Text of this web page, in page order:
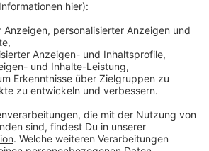
um Videoinhalte
Dieser Service kann
zu Ihren Aktivitäten
Bitte lesen Sie die
und stimmen Sie der
des Service zu, um dieses
Video anzusehen.
Informationen